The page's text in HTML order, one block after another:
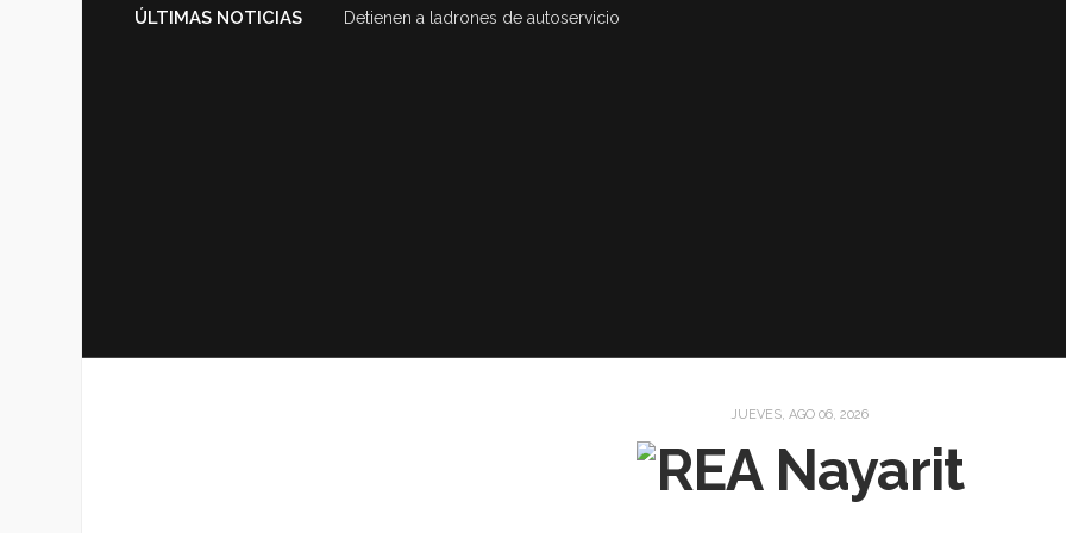
ÚLTIMAS NOTICIAS Detienen a ladrones de autoservicio
JUEVES, AGO 06, 2026